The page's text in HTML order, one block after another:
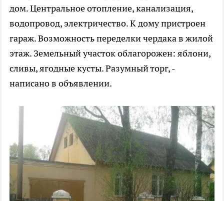
дом. Центральное отопление, канализация,
водопровод, электричество. К дому пристроен
гараж. Возможность переделки чердака в жилой
этаж. Земельный участок облагорожен: яблони,
сливы, ягодные кусты. Разумный торг, -
написано в объявлении.